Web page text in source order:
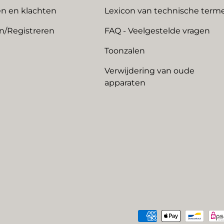
en klachten
Registreren
Lexicon van technische
FAQ - Veelgestelde vragen
Toonzalen
Verwijdering van oude
apparaten
Geaccepteerde